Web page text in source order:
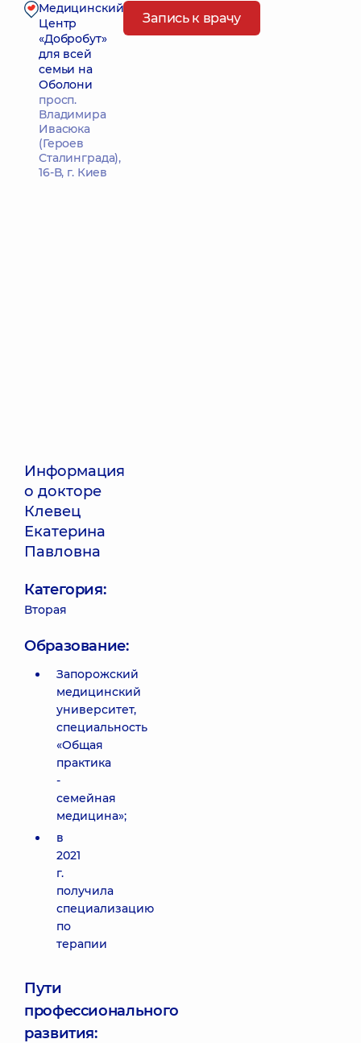
Медицинский
Центр
«Добробут»
для всей
семьи на
Оболони
просп.
Владимира
Ивасюка
(Героев
Сталинграда),
16-В, г. Киев
Запись к врачу
Информация
о докторе
Клевец
Екатерина
Павловна
Категория:
Вторая
Образование:
Запорожский
медицинский
университет,
специальность
«Общая
практика
-
семейная
медицина»;
в
2021
г.
получила
специализацию
по
терапии
Пути
профессионального
развития: